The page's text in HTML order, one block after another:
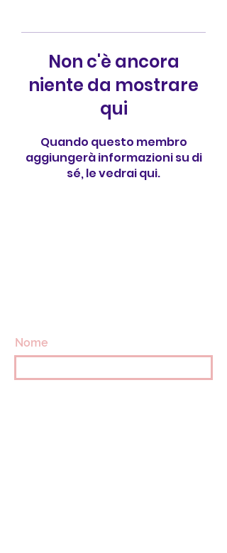
Non c'è ancora
niente da mostrare
qui
Quando questo membro
aggiungerà informazioni su di
sé, le vedrai qui.
Nome